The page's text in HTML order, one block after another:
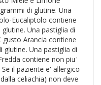
di glutine. Una
Eucaliptolo contiene
Una pastiglia di
gusto Arancia contiene
Una pastiglia di
contiene non piu'
il paziente e' allergico
celiachia) non deve